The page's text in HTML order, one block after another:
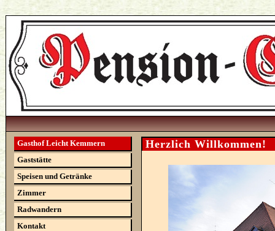
Gasthof Leicht Kemmern
Gaststätte
Speisen und Getränke
Zimmer
Radwandern
Kontakt
Herzlich Willkommen!